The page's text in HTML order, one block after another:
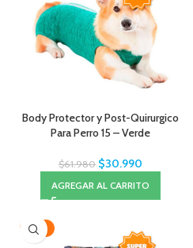
Body Protector y Post-Quirurgico
Para Perro 15 – Verde
$61.980 $30.990
AGREGAR AL CARRITO
-35%